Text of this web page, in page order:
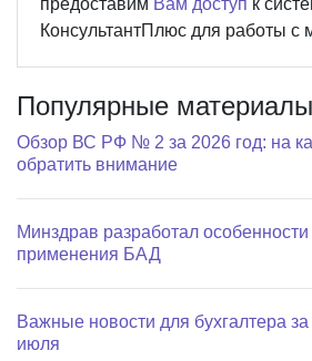
предоставим Вам доступ к
КонсультантПлюс для работы с
Популярные материалы
Обзор ВС РФ № 2 за 2026 год: на
обратить внимание
Минздрав разработал
применения БАД
Важные новости для бухгалтера
июля